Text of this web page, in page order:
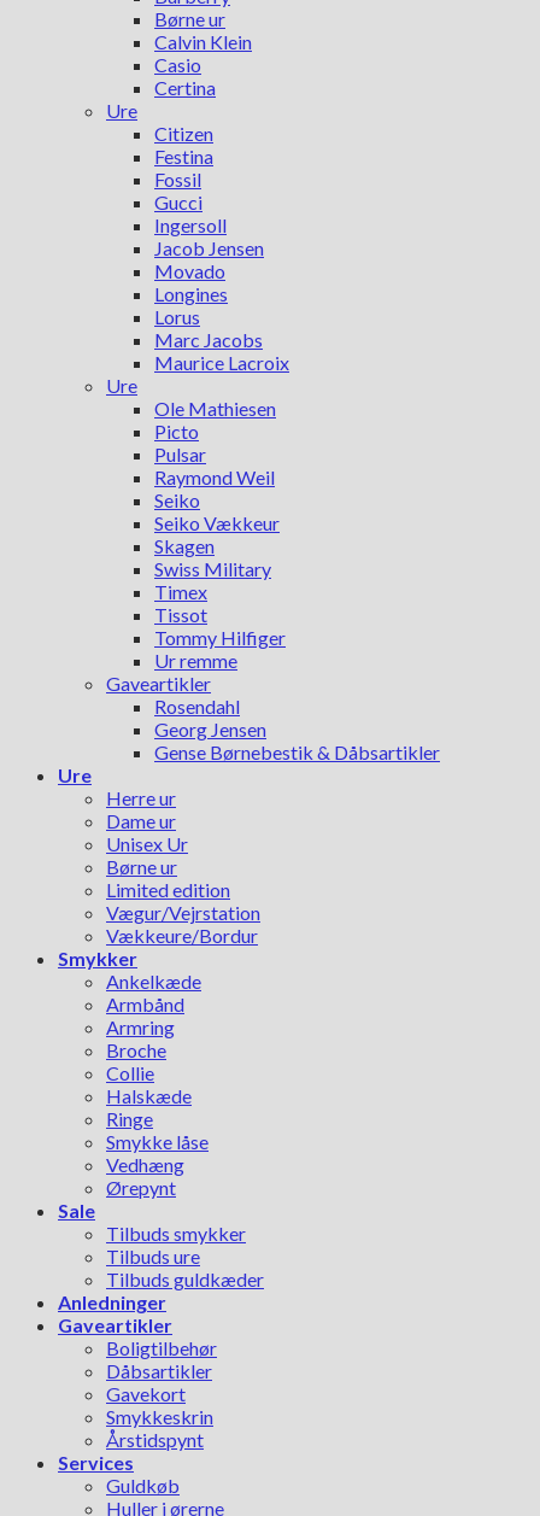
Børne ur
Calvin Klein
Casio
Certina
Ure
Citizen
Festina
Fossil
Gucci
Ingersoll
Jacob Jensen
Movado
Longines
Lorus
Marc Jacobs
Maurice Lacroix
Ure
Ole Mathiesen
Picto
Pulsar
Raymond Weil
Seiko
Seiko Vækkeur
Skagen
Swiss Military
Timex
Tissot
Tommy Hilfiger
Ur remme
Gaveartikler
Rosendahl
Georg Jensen
Gense Børnebestik & Dåbsartikler
Ure
Herre ur
Dame ur
Unisex Ur
Børne ur
Limited edition
Vægur/Vejrstation
Vækkeure/Bordur
Smykker
Ankelkæde
Armbånd
Armring
Broche
Collie
Halskæde
Ringe
Smykke låse
Vedhæng
Ørepynt
Sale
Tilbuds smykker
Tilbuds ure
Tilbuds guldkæder
Anledninger
Gaveartikler
Boligtilbehør
Dåbsartikler
Gavekort
Smykkeskrin
Årstidspynt
Services
Guldkøb
Huller i ørerne